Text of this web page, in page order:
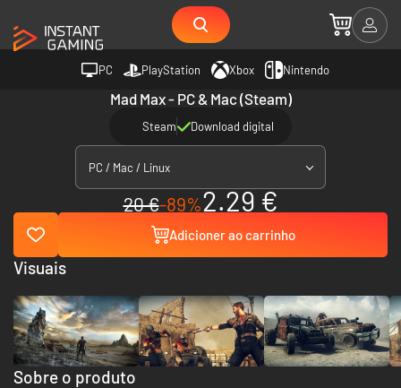
PC PlayStation Xbox Nintendo
Mad Max - PC & Mac (Steam)
Steam Download digital
PC / Mac / Linux
20 €-89%2.29 €
Adicioner ao carrinho
Sobre o produto
Visuais